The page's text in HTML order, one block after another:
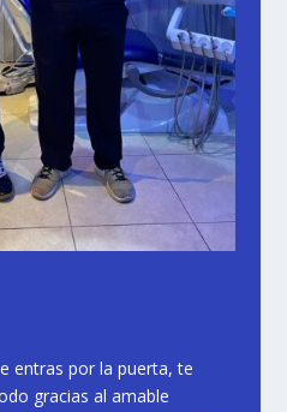
entras por la puerta, te
gracias al amable